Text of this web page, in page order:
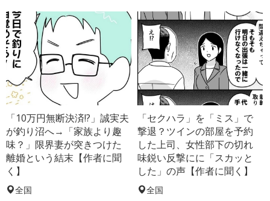
「10万円無断決済!?」誠実夫
が釣り沼へ→「家族より趣
味？」限界妻が突きつけた
離婚という結末【作者に聞
く】
全国
「セクハラ」を「ミス」で
撃退？ツインの部屋を予約
した上司、女性部下の切れ
味鋭い反撃にに「スカッと
した」の声【作者に聞く】
全国